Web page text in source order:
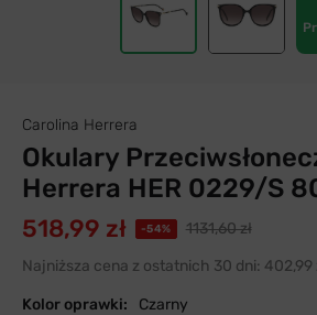
Carolina Herrera
Okulary
Herrera HER 0229/S
518,99 zł -54%
1131,60 zł
Najniższa cena z ostatnich 30 dni: 402,99
Kolor oprawki: Czarny